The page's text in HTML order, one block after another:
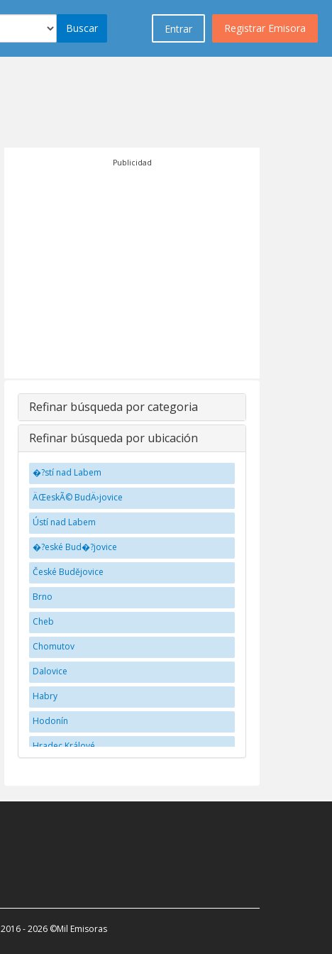
Registrar Emisora
Entrar
Buscar
Publicidad
Refinar búsqueda por categoria
Refinar búsqueda por ubicación
�?stí nad Labem
ÄŒeskÃ© BudÄ›jovice
Ústí nad Labem
�?eské Bud�?jovice
České Budějovice
Brno
Cheb
Chomutov
Dalovice
Habry
Hodonín
Hradec Králové
2016 - 2026 ©Mil Emisoras